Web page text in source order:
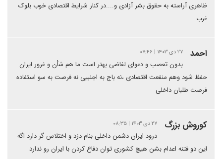
ظاهری آراسته به حقوق بشر آزادی و....در کنار شرایط اقتصادی خوب بلوک
غرب
احمد ۲۷ دی ۱۴۰۳ | ۰۷:۴۶
بدون تعصب و دعوای لفاضی بهتر است ما هم شأن و غرور ایران
حفظ شود وهم منفعت اقتصادی ،نه باج به اجنبیی نه فرصت به سو استفاده
فرصت طلبان داخلی
کوروش بزرگ ۲۷ دی ۱۴۰۳ | ۰۸:۳۵
درود ایران دشمن داخلی بنام دزد و اختلاس گر دارد اگه
این دو فتنه اعدام بشن هیچ کشوری توان دفاع کردن با ایران رو ندارد